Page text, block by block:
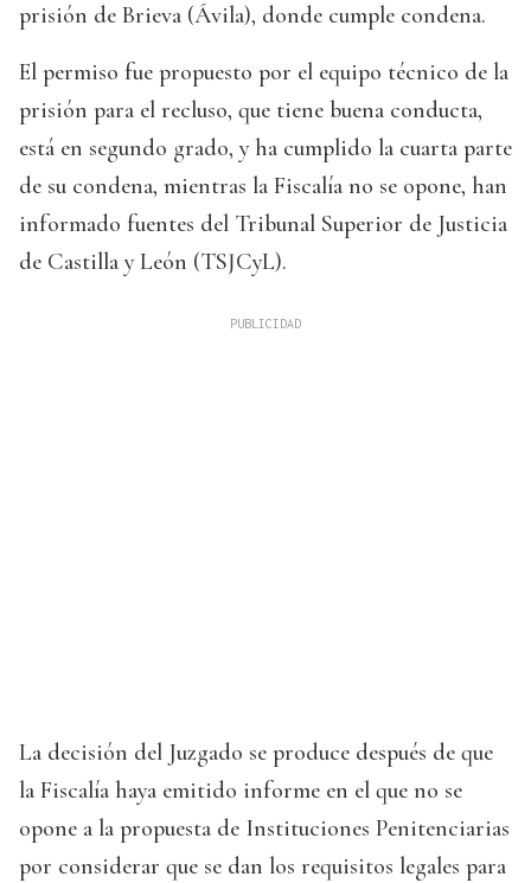
prisión de Brieva (Ávila), donde cumple condena.
El permiso fue propuesto por el equipo técnico de la
prisión para el recluso, que tiene buena conducta,
está en segundo grado, y ha cumplido la cuarta parte
de su condena, mientras la Fiscalía no se opone, han
informado fuentes del Tribunal Superior de Justicia
de Castilla y León (TSJCyL).
La decisión del Juzgado se produce después de que
la Fiscalía haya emitido informe en el que no se
opone a la propuesta de Instituciones Penitenciarias
por considerar que se dan los requisitos legales para